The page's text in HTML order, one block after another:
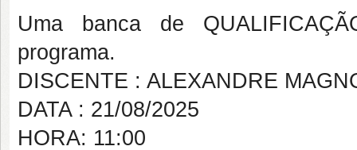
Uma banca de
programa.
DISCENTE : ALEXANDRE
DATA : 21/08/2025
HORA: 11:00